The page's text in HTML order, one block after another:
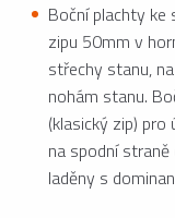
Boční plachty ke
zipu 50mm v
střechy stanu,
nohám stanu.
(klasický zip) pro
na spodní
laděny s